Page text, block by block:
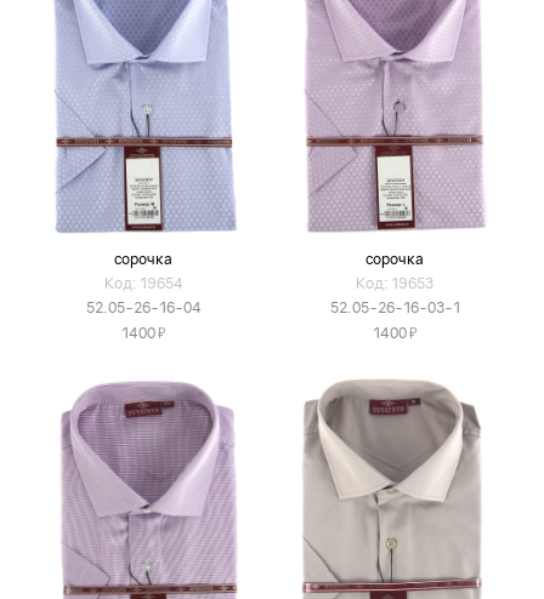
сорочка
Код: 19654
52.05-26-16-04
1400Я
сорочка
Код: 19653
52.05-26-16-03-1
1400Я